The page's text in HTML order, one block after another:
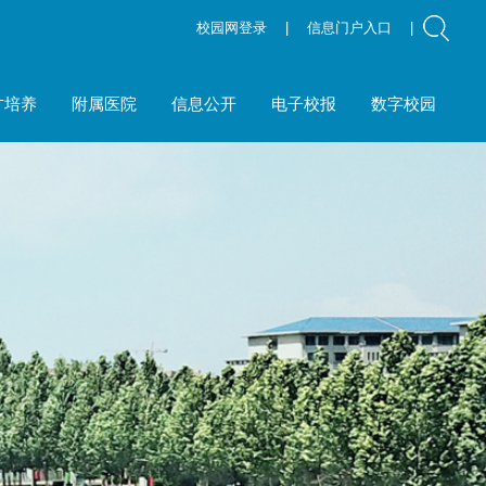
校园网登录 信息门户入口
培养 附属医院 信息公开 电子校报 数字校园